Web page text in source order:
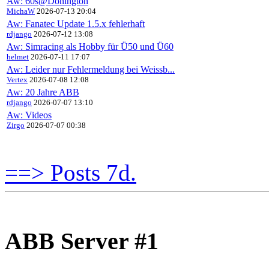
MichaW 2026-07-13 20:04
Aw: Fanatec Update 1.5.x fehlerhaft
rdjango 2026-07-12 13:08
Aw: Simracing als Hobby für Ü50 und Ü60
helmet 2026-07-11 17:07
Aw: Leider nur Fehlermeldung bei Weissb...
Vertex 2026-07-08 12:08
Aw: 20 Jahre ABB
rdjango 2026-07-07 13:10
Aw: Videos
Zirgo 2026-07-07 00:38
==> Posts 7d.
ABB Server #1